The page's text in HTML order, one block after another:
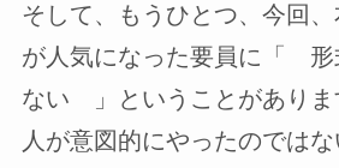
そして、もうひとつ、今回
が人気になった要員に「 形
ない 」ということがありま
人が意図的にやったのではな